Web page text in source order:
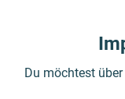
Du möchtest